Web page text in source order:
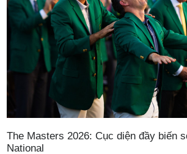
The Masters 2026: Cục diện đầy biến
National